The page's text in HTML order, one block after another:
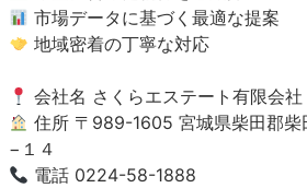
市場データに基づく最適な提案
地域密着の丁寧な対応
会社名 さくらエステート有限会社
住所 〒989-1605 宮城県柴田郡柴
−１４
電話 0224-58-1888